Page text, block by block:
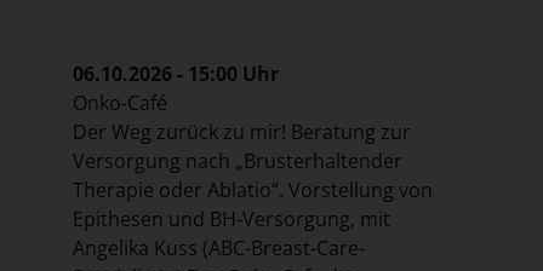
06.10.2026 - 15:00 Uhr
Onko-Café
Der Weg zurück zu mir! Beratung zur
Versorgung nach „Brusterhaltender
Therapie oder Ablatio“. Vorstellung von
Epithesen und BH-Versorgung, mit
Angelika Kuss (ABC-Breast-Care-